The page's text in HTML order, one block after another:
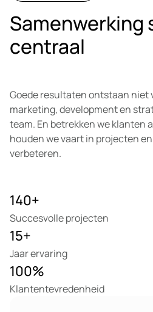
Samenwerking
centraal
Goede resultaten ontstaan niet
marketing, development en
team. En betrekken we klanten
houden we vaart in projecten
verbeteren.
Succesvolle projecten
140+
Jaar ervaring
15+
Klantentevredenheid
100%